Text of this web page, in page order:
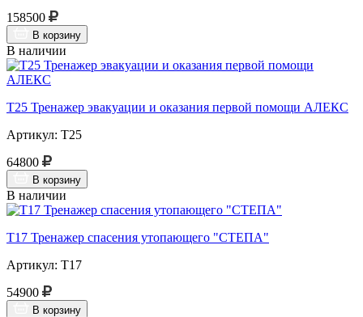
158500
В корзину
В наличии
Т25 Тренажер эвакуации и оказания первой помощи АЛЕКС
Артикул: Т25
64800
В корзину
В наличии
Т17 Тренажер спасения утопающего "СТЕПА"
Артикул: Т17
54900
В корзину